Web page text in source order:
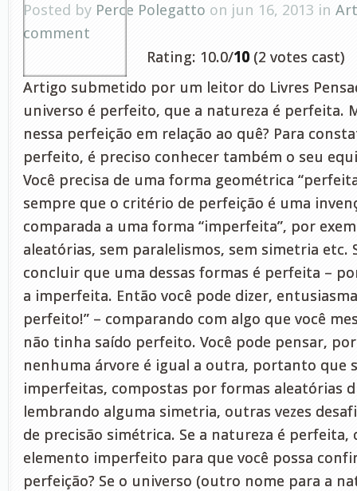
Posted by Perce Polegatto on jun 16, 2013 in
comment
Rating: 10.0/10 (2 votes cast)
Artigo submetido por um leitor do Livres
universo é perfeito, que a natureza é perfeita.
nessa perfeição em relação ao quê? Para
perfeito, é preciso conhecer também o seu
Você precisa de uma forma geométrica
sempre que o critério de perfeição é uma
comparada a uma forma “imperfeita”, por
aleatórias, sem paralelismos, sem simetria etc.
concluir que uma dessas formas é perfeita –
a imperfeita. Então você pode dizer,
perfeito!” – comparando com algo que você
não tinha saído perfeito. Você pode pensar,
nenhuma árvore é igual a outra, portanto que
imperfeitas, compostas por formas aleatórias
lembrando alguma simetria, outras vezes
de precisão simétrica. Se a natureza é perfeita,
elemento imperfeito para que você possa
perfeição? Se o universo (outro nome para a